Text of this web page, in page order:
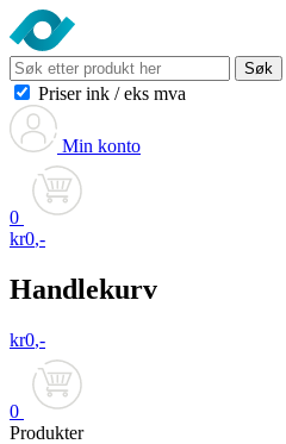
Søk
Priser ink / eks mva
Min konto
0
kr0,-
Handlekurv
kr0,-
0
Produkter